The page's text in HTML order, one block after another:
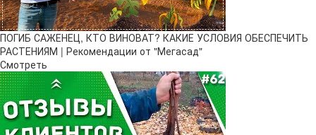
ПОГИБ САЖЕНЕЦ, КТО ВИНОВАТ? КАКИЕ УСЛОВИЯ ОБЕСПЕЧИТЬ
РАСТЕНИЯМ | Рекомендации от "Мегасад"
Смотреть